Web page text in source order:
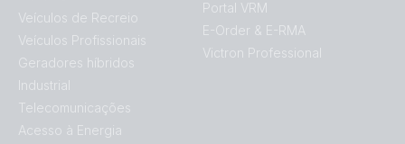
Veículos de Recreio
Veículos Profissionais
Geradores híbridos
Industrial
Telecomunicações
Acesso à Energia
Portal VRM
E-Order & E-RMA
Victron Professional